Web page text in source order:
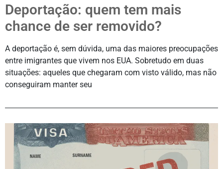
Deportação: quem tem mais
chance de ser removido?
A deportação é, sem dúvida, uma das maiores preocupações
entre imigrantes que vivem nos EUA. Sobretudo em duas
situações: aqueles que chegaram com visto válido, mas não
conseguiram manter seu